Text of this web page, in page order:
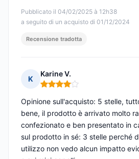
Pubblicato il 04/02/2025 à 12h38
a seguito di un acquisto di 01/12/2024
Recensione tradotta
K
Karine V.
Nota: 4 su 5
Opinione sull'acquisto: 5 stelle,
bene, il prodotto è arrivato molto
confezionato e ben presentato in
sul prodotto in sé: 3 stelle perché
utilizzo non vedo alcun impatto